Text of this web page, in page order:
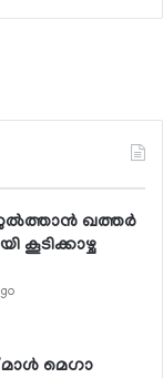
ഖത്തര്‍
കൂടിക്കാഴ്ച
മെഗാ